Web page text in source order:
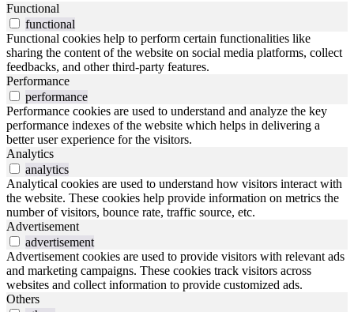
Functional
functional
Functional cookies help to perform certain functionalities like
sharing the content of the website on social media platforms, collect
feedbacks, and other third-party features.
Performance
performance
Performance cookies are used to understand and analyze the key
performance indexes of the website which helps in delivering a
better user experience for the visitors.
Analytics
analytics
Analytical cookies are used to understand how visitors interact with
the website. These cookies help provide information on metrics the
number of visitors, bounce rate, traffic source, etc.
Advertisement
advertisement
Advertisement cookies are used to provide visitors with relevant ads
and marketing campaigns. These cookies track visitors across
websites and collect information to provide customized ads.
Others